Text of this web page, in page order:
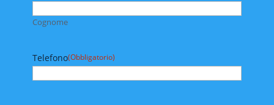
Cognome
Telefono(Obbligatorio)